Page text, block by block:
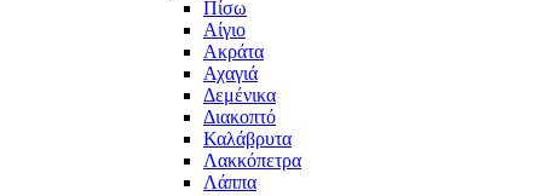
Πίσω
Αίγιο
Ακράτα
Αχαγιά
Δεμένικα
Διακοπτό
Καλάβρυτα
Λακκόπετρα
Λάππα